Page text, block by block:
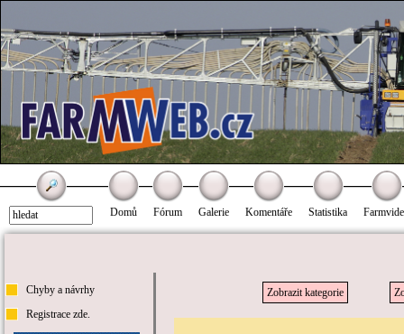
Domů Fórum Galerie Komentáře Statistika
Chyby a návrhy
Registrace zde.
Zobrazit kategorie